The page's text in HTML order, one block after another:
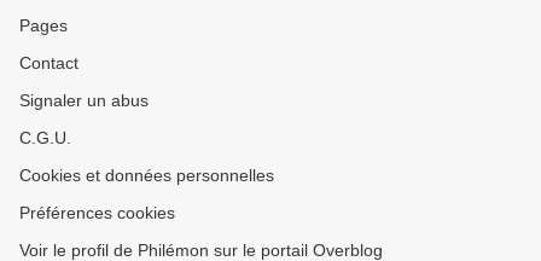
Pages
Contact
Signaler un abus
C.G.U.
Cookies et données personnelles
Préférences cookies
Voir le profil de Philémon sur le portail Overblog